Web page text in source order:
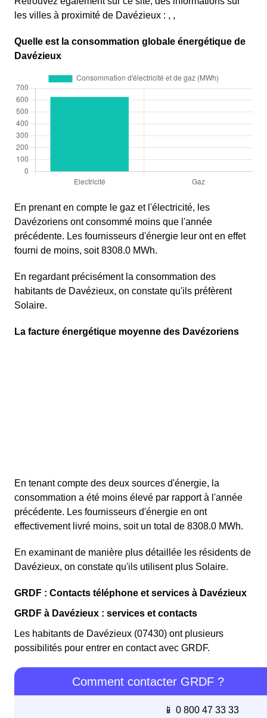
les villes à proximité de Davézieux : , ,
Quelle est la consommation globale énergétique de
Davézieux
En prenant en compte le gaz et l'électricité, les
Davézoriens ont consommé moins que l'année
précédente. Les fournisseurs d'énergie leur ont en effet
fourni de moins, soit 8308.0 MWh.
En regardant précisément la consommation des
habitants de Davézieux, on constate qu'ils préfèrent
Solaire.
La facture énergétique moyenne des Davézoriens
En tenant compte des deux sources d'énergie, la
consommation a été moins élevé par rapport à l'année
précédente. Les fournisseurs d'énergie en ont
effectivement livré moins, soit un total de 8308.0 MWh.
En examinant de manière plus détaillée les résidents de
Davézieux, on constate qu'ils utilisent plus Solaire.
GRDF : Contacts téléphone et services à Davézieux
GRDF à Davézieux : services et contacts
Les habitants de Davézieux (07430) ont plusieurs
possibilités pour entrer en contact avec GRDF.
Comment contacter GRDF ?
📱 0 800 47 33 33